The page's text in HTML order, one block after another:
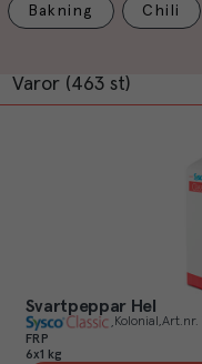
Bakning Chili
Varor (463 st)
Svartpeppar Hel
Kolonial Art.nr.
FRP
6x1 kg